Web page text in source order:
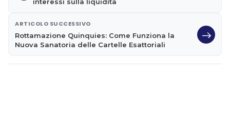
ARTICOLO SUCCESSIVO
Rottamazione Quinquies: Come Funziona la
Nuova Sanatoria delle Cartelle Esattoriali